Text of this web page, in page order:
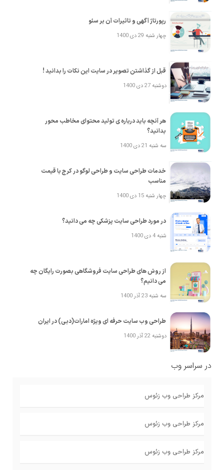
رپورتاژ آگهی و تاثیرات آن بر سئو
چهار شنبه 29 دی 1400
قبل از گذاشتن تصویر در سایت این نکات را بدانید !
دوشنبه 27 دی 1400
هر آنچه باید درباره ی تولید محتوای مخاطب محور
بدانید؟
سه شنبه 21 دی 1400
خدمات طراحی سایت و طراحی لوگو در کرج با قیمت
مناسب
چهار شنبه 15 دی 1400
در مورد طراحی سایت پزشکی چه می دانید؟
شنبه 4 دی 1400
از روش های طراحی سایت فروشگاهی بصورت رایگان چه
می دانیم؟
سه شنبه 23 آذر 1400
طراحی وب سایت حرفه ای ویژه امارات(دبی) در ایران
دوشنبه 22 آذر 1400
در سراسر وب
مرکز طراحی وب زئوس
مرکز طراحی وب زئوس
مرکز طراحی وب زئوس